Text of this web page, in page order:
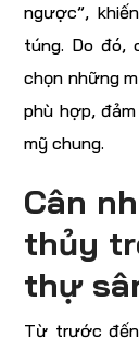
ngược”,
túng. Do đó,
chọn những
phù hợp,
mỹ chung.
Cân
thủy
thự
Từ trước